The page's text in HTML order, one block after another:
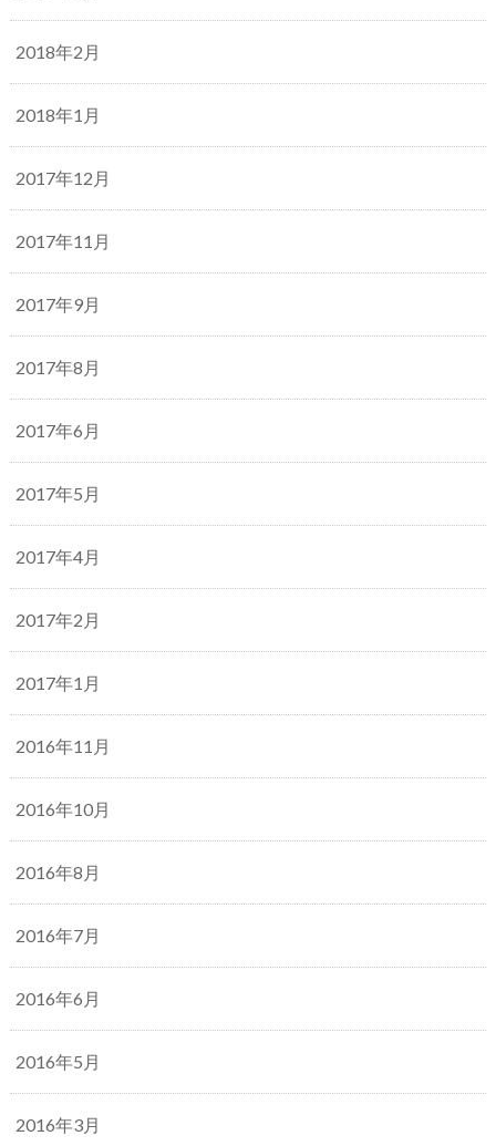
2018年2月
2018年1月
2017年12月
2017年11月
2017年9月
2017年8月
2017年6月
2017年5月
2017年4月
2017年2月
2017年1月
2016年11月
2016年10月
2016年8月
2016年7月
2016年6月
2016年5月
2016年3月